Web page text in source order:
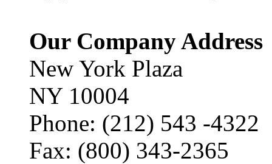
Our Company Address
New York Plaza
NY 10004
Phone: (212) 543 -4322
Fax: (800) 343-2365